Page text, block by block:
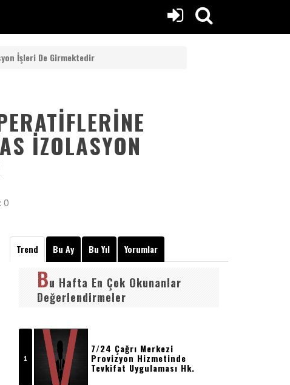
İşleri De Girmektedir
İZOLASYON
0
Trend Bu Ay Bu Yıl Yorumlar
Bu Hafta En Çok Okunanlar
Değerlendirmeler
7/24 Çağrı Merkezi
Provizyon Hizmetinde
Tevkifat Uygulaması Hk.